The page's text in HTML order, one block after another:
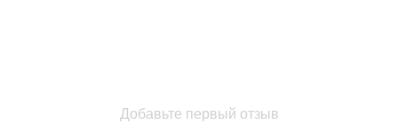
Добавьте первый отзыв